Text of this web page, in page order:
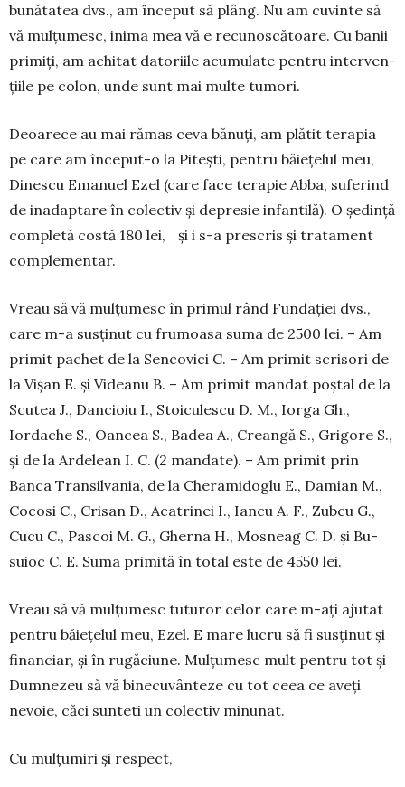
bunătatea dvs., am în­ceput să plâng. Nu am cuvinte să
vă mulțumesc, inima mea vă e recunoscătoare. Cu banii
primiți, am achitat datoriile acumu­late pentru inter­ven­
țiile pe colon, unde sunt mai multe tumori.
Deoarece au mai rămas ceva bănuți, am plă­tit te­rapia
pe care am început-o la Pitești, pentru băiețelul meu,
Dinescu Emanuel Ezel (ca­re face terapie Abba, suferind
de inadaptare în colectiv și depresie infantilă). O ședință
com­pletă costă 180 lei, și i s-a prescris și tra­tament
comple­men­tar.
Vreau să vă mulțumesc în primul rând Fun­dației dvs.,
care m-a susținut cu frumoasa su­ma de 2500 lei. – Am
primit pachet de la Sencovici C. – Am primit scrisori de
la Vișan E. și Vi­deanu B. – Am primit mandat poștal de la
Scutea J., Dan­cioiu I., Stoiculescu D. M., Iorga Gh.,
Iordache S., Oan­cea S., Badea A., Creangă S., Grigore S.,
și de la Ardelean I. C. (2 man­date). – Am pri­mit prin
Banca Transilvania, de la Che­­ra­mi­doglu E., Damian M.,
Co­cosi C., Cri­san D., Acatrinei I., Iancu A. F., Zubcu G.,
Cu­cu C., Pascoi M. G., Gherna H., Mos­neag C. D. și Bu­
suioc C. E. Suma primită în total este de 4550 lei.
Vreau să vă mulțumesc tuturor celor care m-ați ajutat
pentru băiețelul meu, Ezel. E mare lucru să fi susținut și
fi­nanciar, și în rugăciune. Mulțumesc mult pentru tot și
Dum­nezeu să vă binecuvânteze cu tot ceea ce aveți
nevoie, căci sunteti un colectiv minunat.
Cu mulțumiri și respect,